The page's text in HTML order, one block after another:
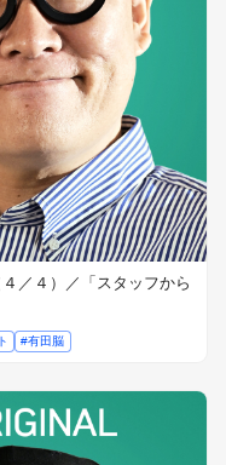
／４）／「スタッフから
#有田脳